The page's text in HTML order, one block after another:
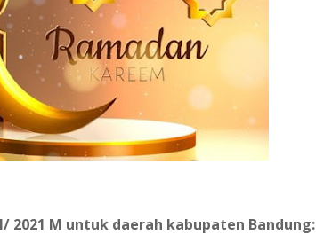
2021 M untuk daerah kabupaten Bandung: